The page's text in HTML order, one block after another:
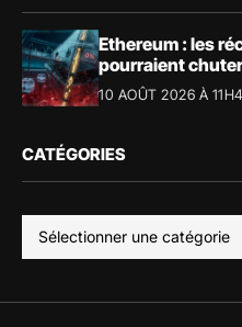
Ethereum : les
pourraient
10 AOÛT 2026 À
CATÉGORIES